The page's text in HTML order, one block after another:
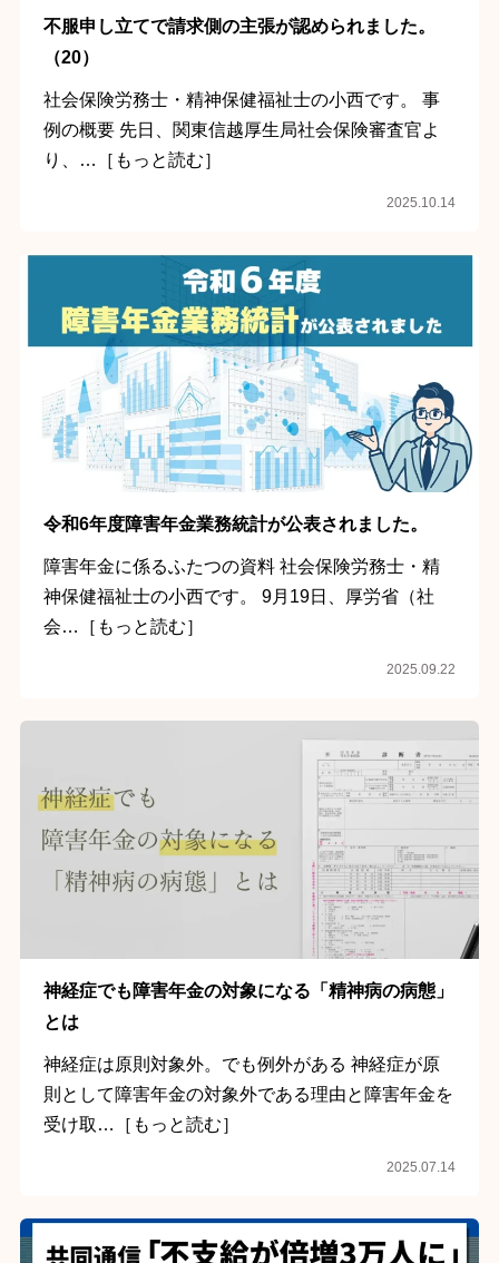
不服申し立てで請求側の主張が認められました。
（20）
社会保険労務士・精神保健福祉士の小西です。 事
例の概要 先日、関東信越厚生局社会保険審査官よ
り、…［もっと読む］
2025.10.14
令和6年度障害年金業務統計が公表されました。
障害年金に係るふたつの資料 社会保険労務士・精
神保健福祉士の小西です。 9月19日、厚労省（社
会…［もっと読む］
2025.09.22
神経症でも障害年金の対象になる「精神病の病態」
とは
神経症は原則対象外。でも例外がある 神経症が原
則として障害年金の対象外である理由と障害年金を
受け取…［もっと読む］
2025.07.14